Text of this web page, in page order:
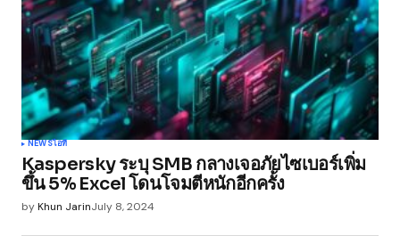
NEWSไอที
Kaspersky ระบุ SMB กลางเจอภัยไซเบอร์เพิ่ม
ขึ้น 5% Excel โดนโจมตีหนักอีกครั้ง
byKhun JarinJuly 8, 2024